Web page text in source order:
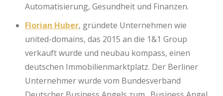
Automatisierung, Gesundheit und Finanzen.
Florian Huber, gründete Unternehmen wie
united-domains, das 2015 an die 1&1 Group
verkauft wurde und neubau kompass, einen
deutschen Immobilienmarktplatz. Der Berliner
Unternehmer wurde vom Bundesverband